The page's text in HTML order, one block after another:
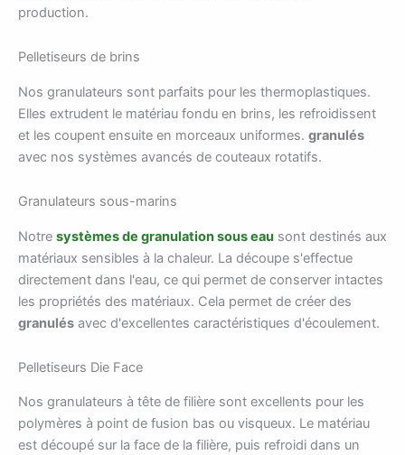
production.
Pelletiseurs de brins
Nos granulateurs sont parfaits pour les thermoplastiques.
Elles extrudent le matériau fondu en brins, les refroidissent
et les coupent ensuite en morceaux uniformes. granulés
avec nos systèmes avancés de couteaux rotatifs.
Granulateurs sous-marins
Notre systèmes de granulation sous eau sont destinés aux
matériaux sensibles à la chaleur. La découpe s'effectue
directement dans l'eau, ce qui permet de conserver intactes
les propriétés des matériaux. Cela permet de créer des
granulés avec d'excellentes caractéristiques d'écoulement.
Pelletiseurs Die Face
Nos granulateurs à tête de filière sont excellents pour les
polymères à point de fusion bas ou visqueux. Le matériau
est découpé sur la face de la filière, puis refroidi dans un